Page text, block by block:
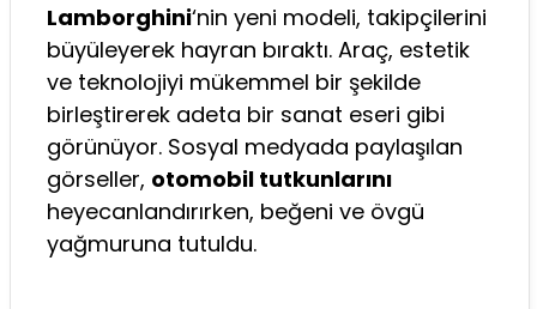
Lamborghini‘nin yeni modeli, takipçilerini
büyüleyerek hayran bıraktı. Araç, estetik
ve teknolojiyi mükemmel bir şekilde
birleştirerek adeta bir sanat eseri gibi
görünüyor. Sosyal medyada paylaşılan
görseller, otomobil tutkunlarını
heyecanlandırırken, beğeni ve övgü
yağmuruna tutuldu.